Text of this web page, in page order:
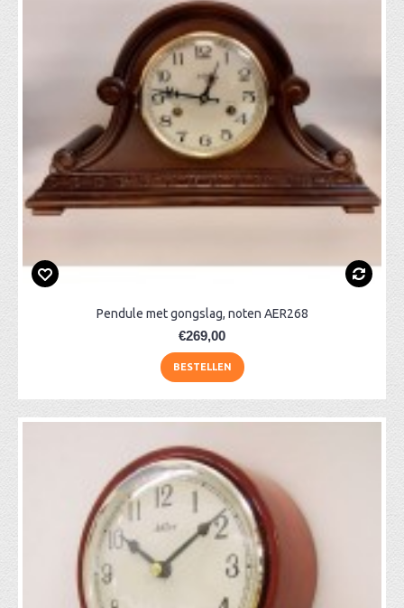
Pendule met gongslag, noten AER268
€269,00
BESTELLEN